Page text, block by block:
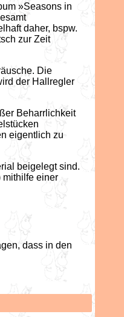
»Seasons in
daher, bspw.
zur Zeit
Die
der Hallregler
Beharrlichkeit
eigentlich zu
beigelegt sind.
mithilfe einer
dass in den